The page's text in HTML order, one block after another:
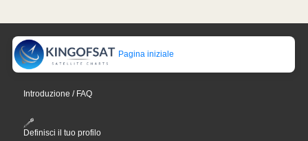
Pagina iniziale
Introduzione / FAQ
Definisci il tuo profilo